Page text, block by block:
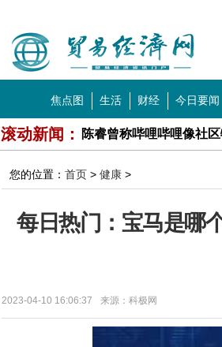
焦点图 生活 财经 今日要闻
科技 教育
滚动新闻： 陈睿曾称哔哩哔哩像社
多城人口增量“断崖式”
民宿回应五一价格翻十
中信金属、中重科技、
您的位置： 首页 > 健康 >
每日热门：宝马是哪
2023-04-10 16:06:37 来源：科极网